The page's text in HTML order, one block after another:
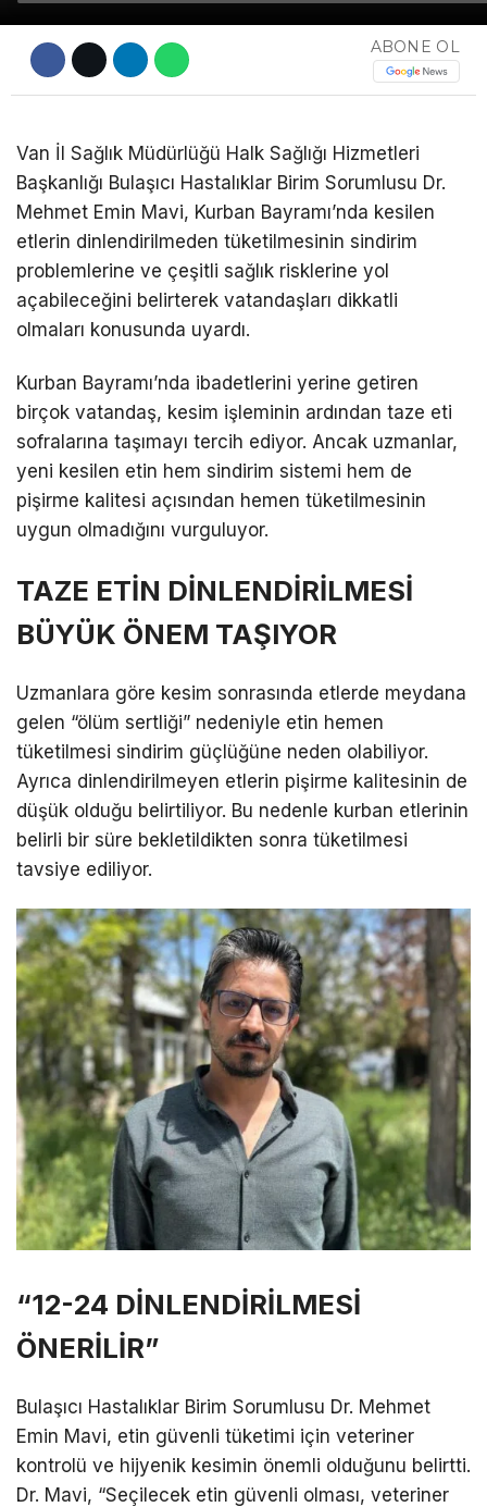
ABONE OL
Van İl Sağlık Müdürlüğü Halk Sağlığı Hizmetleri
Başkanlığı Bulaşıcı Hastalıklar Birim Sorumlusu Dr.
Mehmet Emin Mavi, Kurban Bayramı’nda kesilen
etlerin dinlendirilmeden tüketilmesinin sindirim
problemlerine ve çeşitli sağlık risklerine yol
açabileceğini belirterek vatandaşları dikkatli
olmaları konusunda uyardı.
Kurban Bayramı’nda ibadetlerini yerine getiren
birçok vatandaş, kesim işleminin ardından taze eti
sofralarına taşımayı tercih ediyor. Ancak uzmanlar,
yeni kesilen etin hem sindirim sistemi hem de
pişirme kalitesi açısından hemen tüketilmesinin
uygun olmadığını vurguluyor.
TAZE ETİN DİNLENDİRİLMESİ
BÜYÜK ÖNEM TAŞIYOR
Uzmanlara göre kesim sonrasında etlerde meydana
gelen “ölüm sertliği” nedeniyle etin hemen
tüketilmesi sindirim güçlüğüne neden olabiliyor.
Ayrıca dinlendirilmeyen etlerin pişirme kalitesinin de
düşük olduğu belirtiliyor. Bu nedenle kurban etlerinin
belirli bir süre bekletildikten sonra tüketilmesi
tavsiye ediliyor.
“12-24 DİNLENDİRİLMESİ
ÖNERİLİR”
Bulaşıcı Hastalıklar Birim Sorumlusu Dr. Mehmet
Emin Mavi, etin güvenli tüketimi için veteriner
kontrolü ve hijyenik kesimin önemli olduğunu belirtti.
Dr. Mavi, “Seçilecek etin güvenli olması, veteriner